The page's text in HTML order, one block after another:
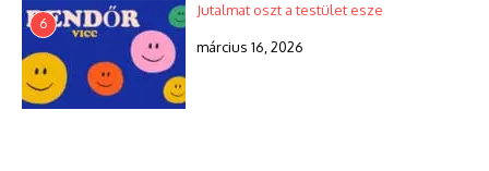
6
Jutalmat oszt a testület esze
március 16, 2026